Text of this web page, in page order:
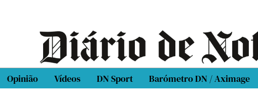
Opinião Vídeos DN Sport Barómetro DN / Aximage